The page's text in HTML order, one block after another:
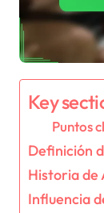
Key
Puntos
Definición
Historia de
Influencia